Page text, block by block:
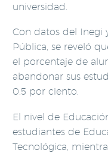
universidad.
Con datos del Inegi
Pública, se reveló
el porcentaje de
abandonar sus
0.5 por ciento.
El nivel de
estudiantes de
Tecnológica,